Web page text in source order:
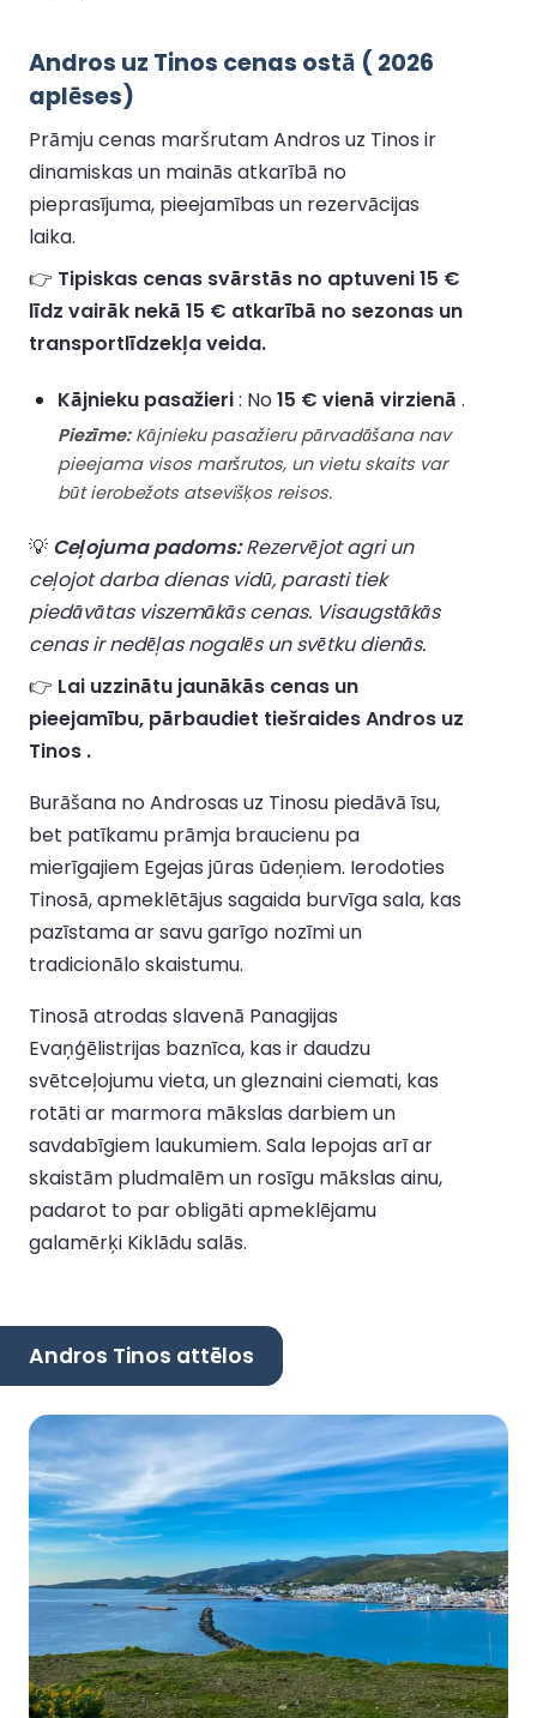
Andros uz Tinos cenas ostā ( 2026
aplēses)
Prāmju cenas maršrutam Andros uz Tinos ir
dinamiskas un mainās atkarībā no
pieprasījuma, pieejamības un rezervācijas
laika.
👉 Tipiskas cenas svārstās no aptuveni 15 €
līdz vairāk nekā 15 € atkarībā no sezonas un
transportlīdzekļa veida.
Kājnieku pasažieri: No 15 € vienā virzienā .
Piezīme:Kājnieku pasažieru pārvadāšana nav
pieejama visos maršrutos, un vietu skaits var
būt ierobežots atsevišķos reisos.
💡 Ceļojuma padoms:Rezervējot agri un
ceļojot darba dienas vidū, parasti tiek
piedāvātas viszemākās cenas. Visaugstākās
cenas ir nedēļas nogalēs un svētku dienās.
👉 Lai uzzinātu jaunākās cenas un
pieejamību, pārbaudiet tiešraides Andros uz
Tinos .
Burāšana no Androsas uz Tinosu piedāvā īsu,
bet patīkamu prāmja braucienu pa
mierīgajiem Egejas jūras ūdeņiem. Ierodoties
Tinosā, apmeklētājus sagaida burvīga sala, kas
pazīstama ar savu garīgo nozīmi un
tradicionālo skaistumu.
Tinosā atrodas slavenā Panagijas
Evaņģēlistrijas baznīca, kas ir daudzu
svētceļojumu vieta, un gleznaini ciemati, kas
rotāti ar marmora mākslas darbiem un
savdabīgiem laukumiem. Sala lepojas arī ar
skaistām pludmalēm un rosīgu mākslas ainu,
padarot to par obligāti apmeklējamu
galamērķi Kiklādu salās.
Andros Tinos attēlos